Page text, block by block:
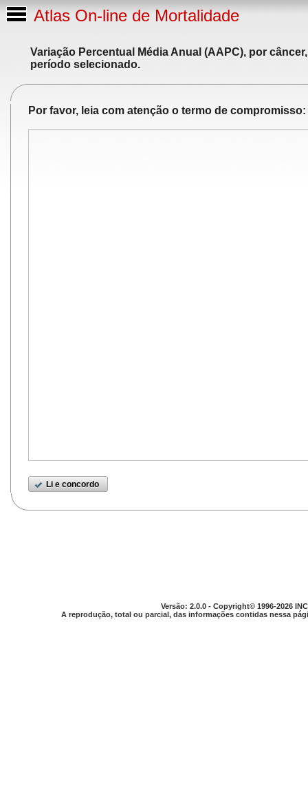
Atlas On-line de Mortalidade
Variação Percentual Média Anual (AAPC), por
período selecionado.
Por favor, leia com atenção o termo de compromisso:
Li e concordo
Versão: 2.0.0 - Copyright© 1996-2026
A reprodução, total ou parcial, das informações contidas nessa